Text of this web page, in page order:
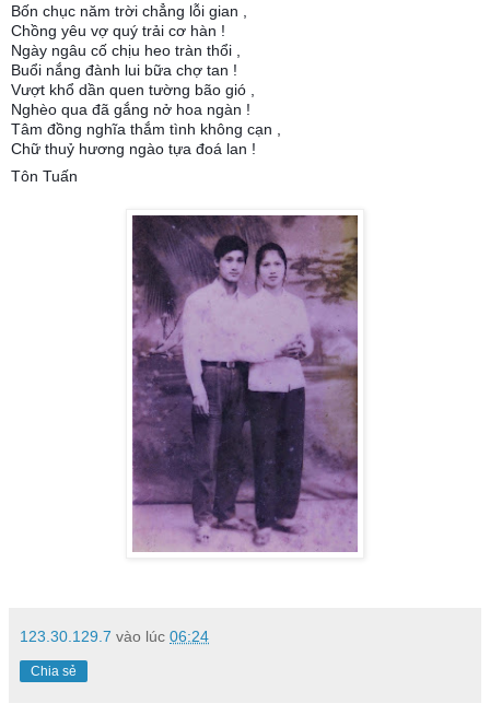
Bốn chục năm trời chẳng lỗi gian ,
Chồng yêu vợ quý trải cơ hàn !
Ngày ngâu cố chịu heo tràn thổi ,
Buổi nắng đành lui bữa chợ tan !
Vượt khổ dần quen tường bão gió ,
Nghèo qua đã gắng nở hoa ngàn !
Tâm đồng nghĩa thắm tình không cạn ,
Chữ thuỷ hương ngào tựa đoá lan !
Tôn Tuấn
123.30.129.7 vào lúc 06:24
Chia sẻ